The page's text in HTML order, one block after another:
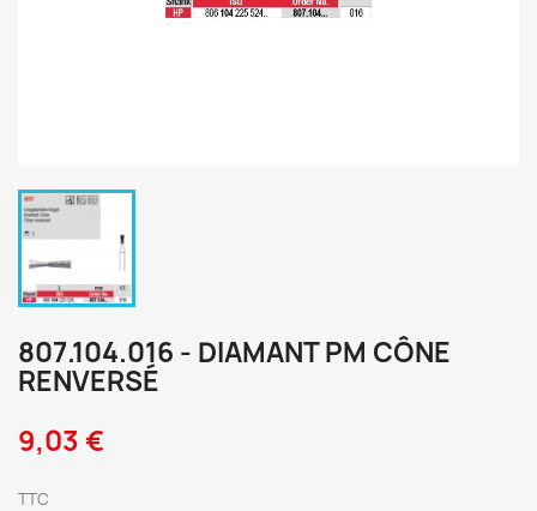
807.104.016 - DIAMANT PM CÔNE
RENVERSÉ
9,03 €
TTC